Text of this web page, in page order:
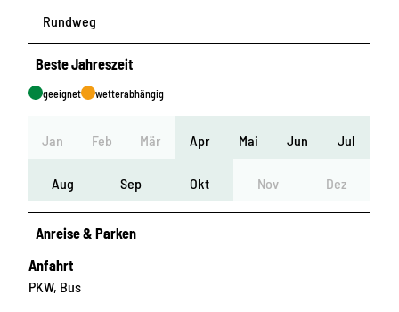
Rundweg
Beste Jahreszeit
geeignet wetterabhängig
Jan Feb Mär Apr Mai Jun Jul
Aug Sep Okt Nov Dez
Anreise & Parken
Anfahrt
PKW, Bus